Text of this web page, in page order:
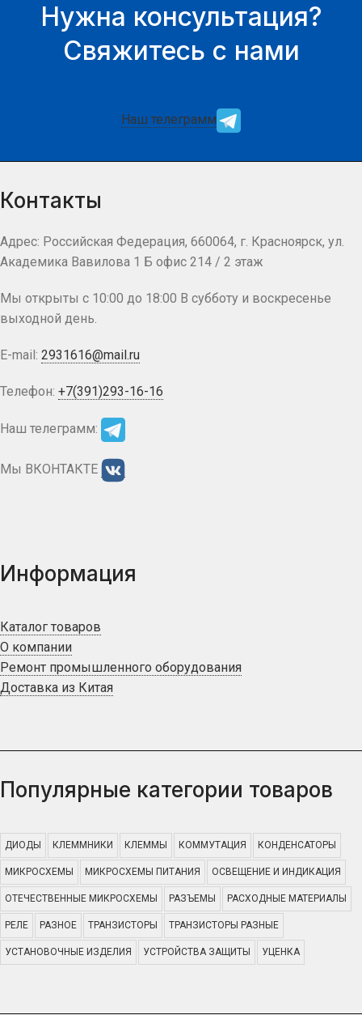
Нужна консультация?
Свяжитесь с нами
Наш телеграмм
Контакты
Адрес: Российская Федерация, 660064, г. Красноярск, ул.
Академика Вавилова 1 Б офис 214 / 2 этаж
Мы открыты с 10:00 до 18:00 В субботу и воскресенье
выходной день.
E-mail: 2931616@mail.ru
Телефон: +7(391)293-16-16
Наш телеграмм:
Мы ВКОНТАКТЕ
Информация
Каталог товаров
О компании
Ремонт промышленного оборудования
Доставка из Китая
Популярные категории товаров
ДИОДЫ КЛЕММНИКИ КЛЕММЫ КОММУТАЦИЯ КОНДЕНСАТОРЫ
МИКРОСХЕМЫ МИКРОСХЕМЫ ПИТАНИЯ ОСВЕЩЕНИЕ И ИНДИКАЦИЯ
ОТЕЧЕСТВЕННЫЕ МИКРОСХЕМЫ РАЗЪЕМЫ РАСХОДНЫЕ МАТЕРИАЛЫ
РЕЛЕ РАЗНОЕ ТРАНЗИСТОРЫ ТРАНЗИСТОРЫ РАЗНЫЕ
УСТАНОВОЧНЫЕ ИЗДЕЛИЯ УСТРОЙСТВА ЗАЩИТЫ УЦЕНКА